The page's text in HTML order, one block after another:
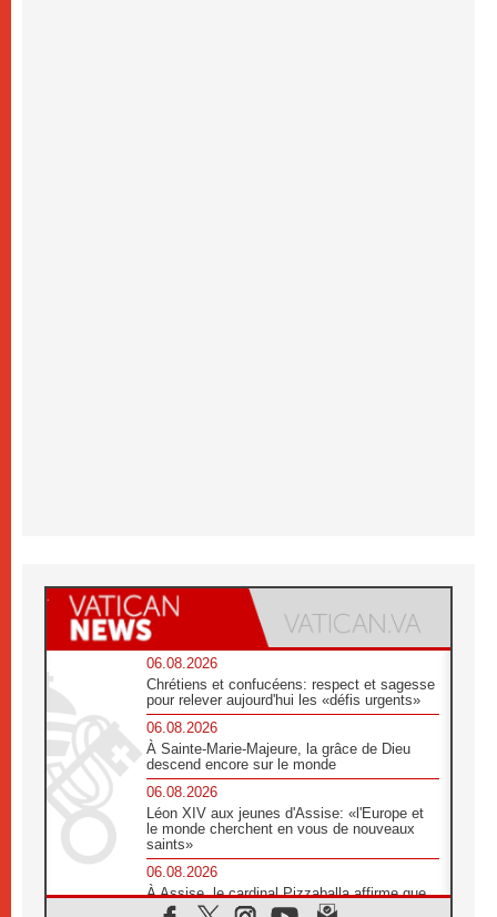
06.08.2026
Chrétiens et confucéens: respect et sagesse
pour relever aujourd'hui les «défis urgents»
06.08.2026
À Sainte-Marie-Majeure, la grâce de Dieu
descend encore sur le monde
06.08.2026
Léon XIV aux jeunes d'Assise: «l'Europe et
le monde cherchent en vous de nouveaux
saints»
06.08.2026
À Assise, le cardinal Pizzaballa affirme que
«les chrétiens veulent la paix»